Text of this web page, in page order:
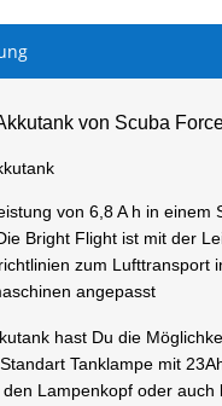
von Scuba
von 6,8 A h in einem
Bright Flight ist mit der
zum Lufttransport
angepasst
hast Du die
Tanklampe mit
den Lampenkopf oder auch